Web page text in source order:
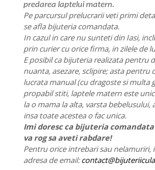
predarea laptelui matern.
Pe parcursul prelucrarii veti primi
se afla bijuteria comandata.
In cazul in care nu sunteti din Iasi,
prin curier cu orice firma, in zilele de
E posibil ca bijuteria realizata pentru
nuanta, asezare, sclipire; asta pentru
lucrata manual (cu dragoste si multa
propabil stiti, laptele matern este
la o mama la alta, varsta bebelusului,
insa toate acestea o fac unica.
Imi doresc ca bijuteria
va rog sa aveti rabdare!
Pentru orice intrebari sau nelamuriri,
adresa de email: